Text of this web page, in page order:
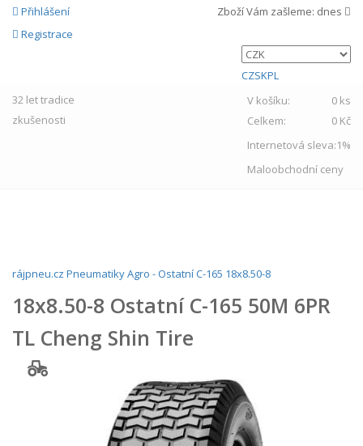
Přihlášení
Registrace
Zboží Vám zašleme: dnes
CZSKPL
32 lettradice
zkušenosti
V košíku:
0 ks
Celkem:
0 Kč
Internetová sleva:1%
Maloobchodní ceny
rájpneu.cz PneumatikyAgro -OstatníC-165 18x8.50-8
18x8.50-8 Ostatní C-165 50M 6PR
TL Cheng Shin Tire